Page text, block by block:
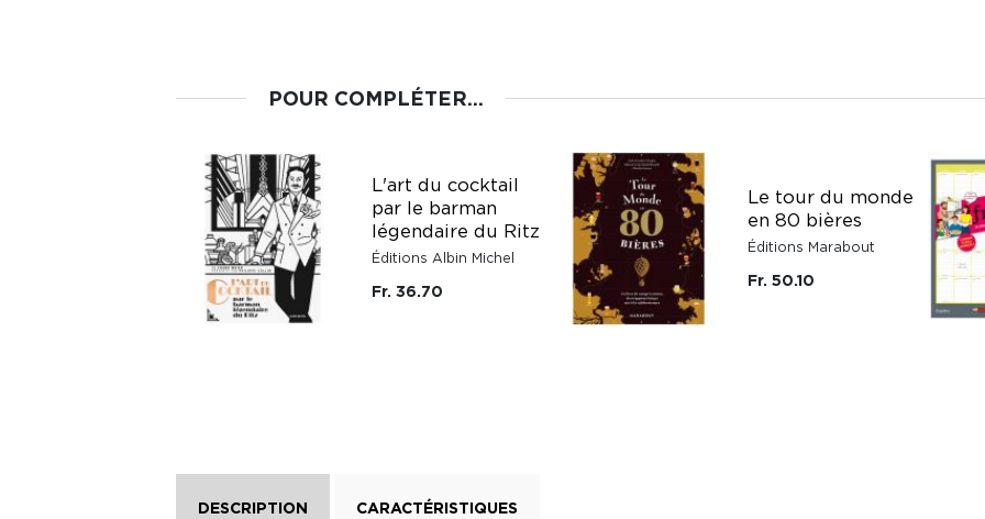
POUR COMPLÉTER...
L'art du cocktail
par le barman
légendaire du Ritz
Éditions Albin Michel
Fr. 36.70
Le tour du monde
en 80 bières
Éditions Marabout
Fr. 50.10
DESCRIPTION CARACTÉRISTIQUES